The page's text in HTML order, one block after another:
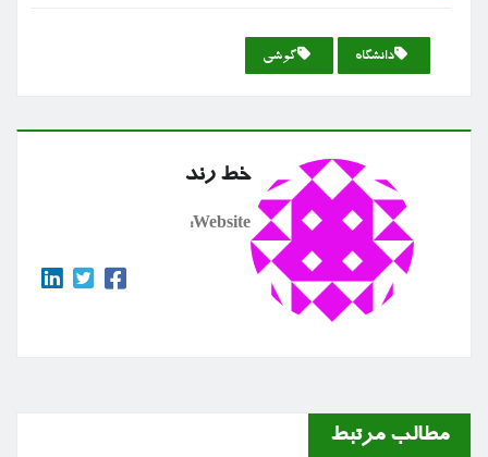
دانشگاه گوشی
خط رند
Website:
مطالب مرتبط